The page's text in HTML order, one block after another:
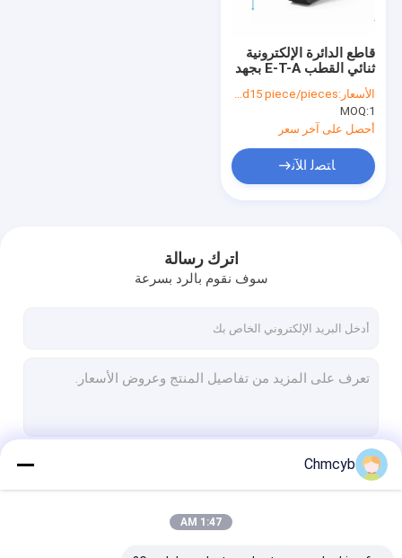
قاطع الدائرة الإلكترونية
ثنائي القطب E-T-A بجهد
24 فولت Ess22-t
الأسعار:usd15 piece/pieces
MOQ:1
أحصل على آخر سعر
ﺎﺘﺼﻟ ﺍﻶﻧ
اترك رسالة
سوف نقوم بالرد بسرعة
Chmcyb
1:47 AM